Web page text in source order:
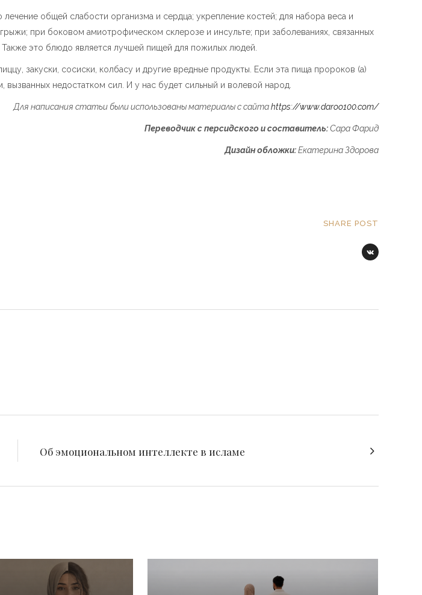
лечение общей слабости организма и сердца; укрепление костей; для набора веса и
при боковом амиотрофическом склерозе и инсульте; при заболеваниях, связанных
это блюдо является лучшей пищей для пожилых людей.
закуски, сосиски, колбасу и другие вредные продукты. Если эта пища пророков (а)
недостатком сил. И у нас будет сильный и волевой народ.
Для написания статьи были использованы материалы с сайтаhttps://www.daroo100.com/
Переводчик с персидского и составитель:Сара Фарид
Дизайн обложки:Екатерина Здорова
SHARE POST
Об эмоциональном интеллекте в исламе